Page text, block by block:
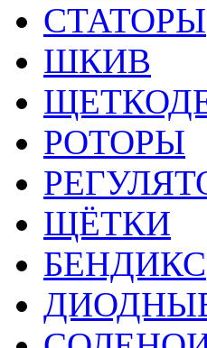
СТАТОРЫ
ШКИВ
РОТОРЫ
ЩЁТКИ
БЕНДИКС